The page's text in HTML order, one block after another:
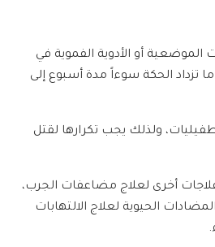
الموضعية أو الأدوية الفموية في
ما تزداد الحكة سوءاً مدة أسبوع إلى
ولذلك يجب تكرارها لقتل
أخرى لعلاج مضاعفات الجرب،
الحيوية لعلاج الالتهابات